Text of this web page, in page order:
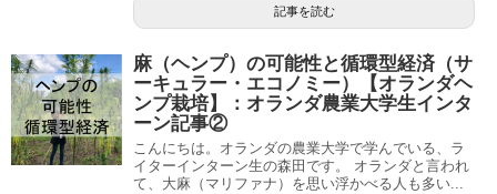
記事を読む
麻（ヘンプ）の可能性と循環型経済（サ
ーキュラー・エコノミー）【オランダヘ
ンプ栽培】：オランダ農業大学生インタ
ーン記事②
こんにちは。オランダの農業大学で学んでいる、ラ
イターインターン生の森田です。 オランダと言われ
て、大麻（マリファナ）を思い浮かべる人も多い...